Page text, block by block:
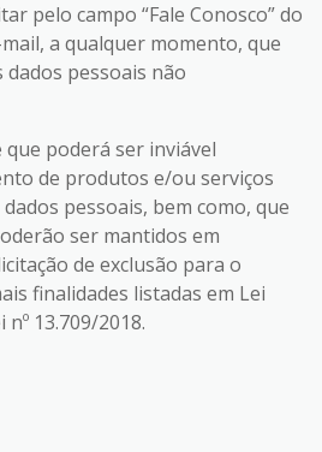
pelo campo “Fale Conosco” do
a qualquer momento, que
pessoais não
poderá ser inviável
de produtos e/ou serviços
pessoais, bem como, que
ser mantidos em
de exclusão para o
finalidades listadas em Lei
13.709/2018.